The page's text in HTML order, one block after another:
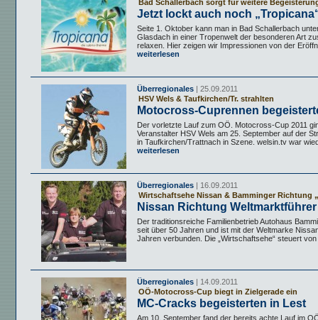
Bad Schallerbach sorgt für weitere
Jetzt lockt auch noch
Seite 1. Oktober kann man in Bad Schallerbach
Glasdach in einer Tropenwelt der besonderen Art
relaxen. Hier zeigen wir Impressionen von der
weiterlesen
Überregionales | 25.09.2011
HSV Wels & Taufkirchen/Tr. strahlten
Motocross-Cuprennen
Der vorletzte Lauf zum OÖ. Motocross-Cup 2011
Veranstalter HSV Wels am 25. September auf der
in Taufkirchen/Trattnach in Szene. welsin.tv war
weiterlesen
Überregionales | 16.09.2011
Wirtschaftsehe Nissan & Bamminger Richtung
Nissan Richtung Weltmarktführer
Der traditionsreiche Familienbetrieb Autohaus
seit über 50 Jahren und ist mit der Weltmarke
Jahren verbunden. Die „Wirtschaftsehe“ steuert von
Überregionales | 14.09.2011
OÖ-Motocross-Cup biegt in Zielgerade ein
MC-Cracks begeisterten in Lest
Am 10. September fand der bereits achte Lauf im